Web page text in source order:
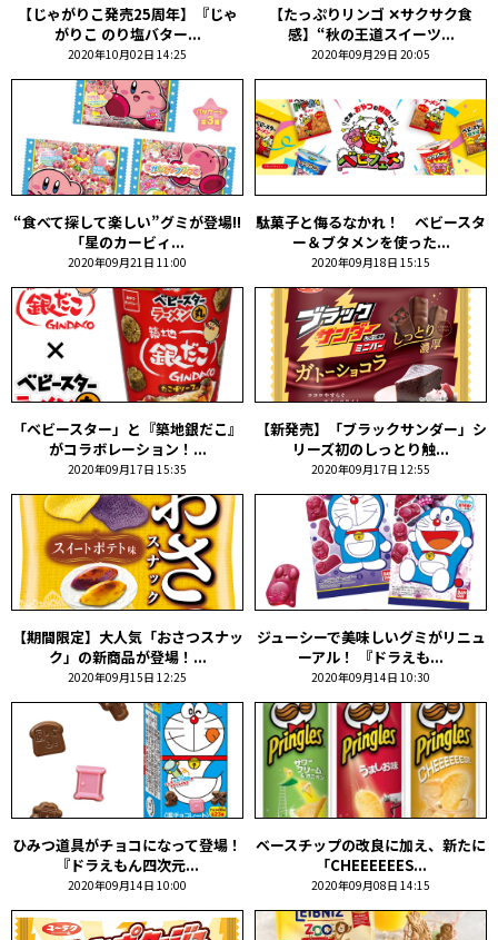
【じゃがりこ発売25周年】『じゃ
がりこ のり塩バター...
2020年10月02日 14:25
【たっぷりリンゴ ✕サクサク食
感】“秋の王道スイーツ...
2020年09月29日 20:05
“食べて探して楽しい”グミが登場!!
「星のカービィ...
2020年09月21日 11:00
駄菓子と侮るなかれ！ ベビースタ
ー＆ブタメンを使った...
2020年09月18日 15:15
「ベビースター」と『築地銀だこ』
がコラボレーション！...
2020年09月17日 15:35
【新発売】「ブラックサンダー」シ
リーズ初のしっとり触...
2020年09月17日 12:55
【期間限定】大人気「おさつスナッ
ク」の新商品が登場！...
2020年09月15日 12:25
ジューシーで美味しいグミがリニュ
ーアル！ 『ドラえも...
2020年09月14日 10:30
ひみつ道具がチョコになって登場！
『ドラえもん四次元...
2020年09月14日 10:00
ベースチップの改良に加え、新たに
「CHEEEEEES...
2020年09月08日 14:15